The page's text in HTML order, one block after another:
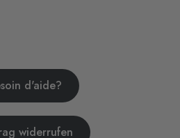
d'aide?
widerrufen